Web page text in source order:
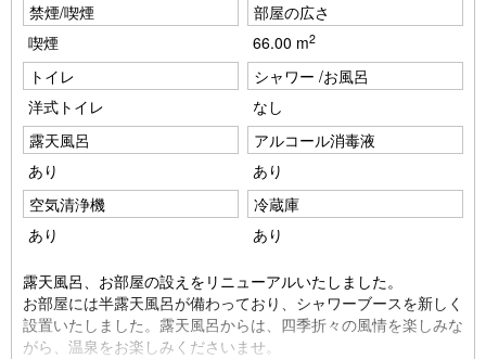
e
vi
o
u
s
e
禁煙/喫煙
喫煙
部屋の広さ
66.00 m2
トイレ
洋式トイレ
シャワー /お風呂
なし
露天風呂
あり
アルコール消毒液
あり
空気清浄機
あり
冷蔵庫
あり
露天風呂、お部屋の設えをリニューアルいたしました。
お部屋には半露天風呂が備わっており、シャワーブースを新しく
設置いたしました。露天風呂からは、四季折々の風情を楽しみな
がら、温泉をお楽しみくださいませ。